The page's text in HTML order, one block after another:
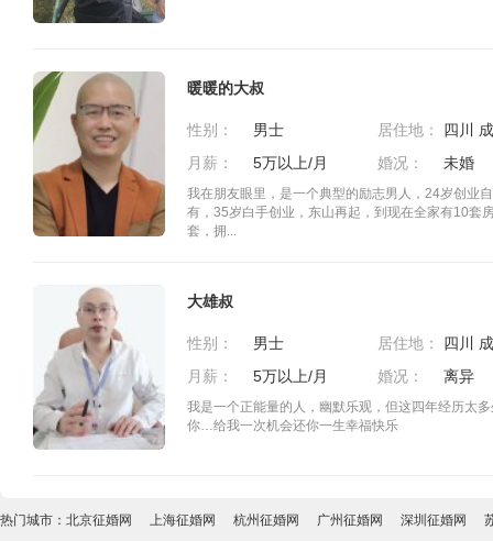
暖暖的大叔
性别： 男士
居住地：
月薪：
5万以上/月 婚况： 未婚
我在朋友眼里，是一个典型的励志男人，24岁创业
有，35岁白手创业，东山再起，到现在全家有10套
套，拥...
大雄叔
性别： 男士
居住地：
月薪：
5万以上/月 婚况： 离异
我是一个正能量的人，幽默乐观，但这四年经历太
你…给我一次机会还你一生幸福快乐
热门城市： 北京征婚网 上海征婚网 杭州征婚网 广州征婚网 深圳征婚网